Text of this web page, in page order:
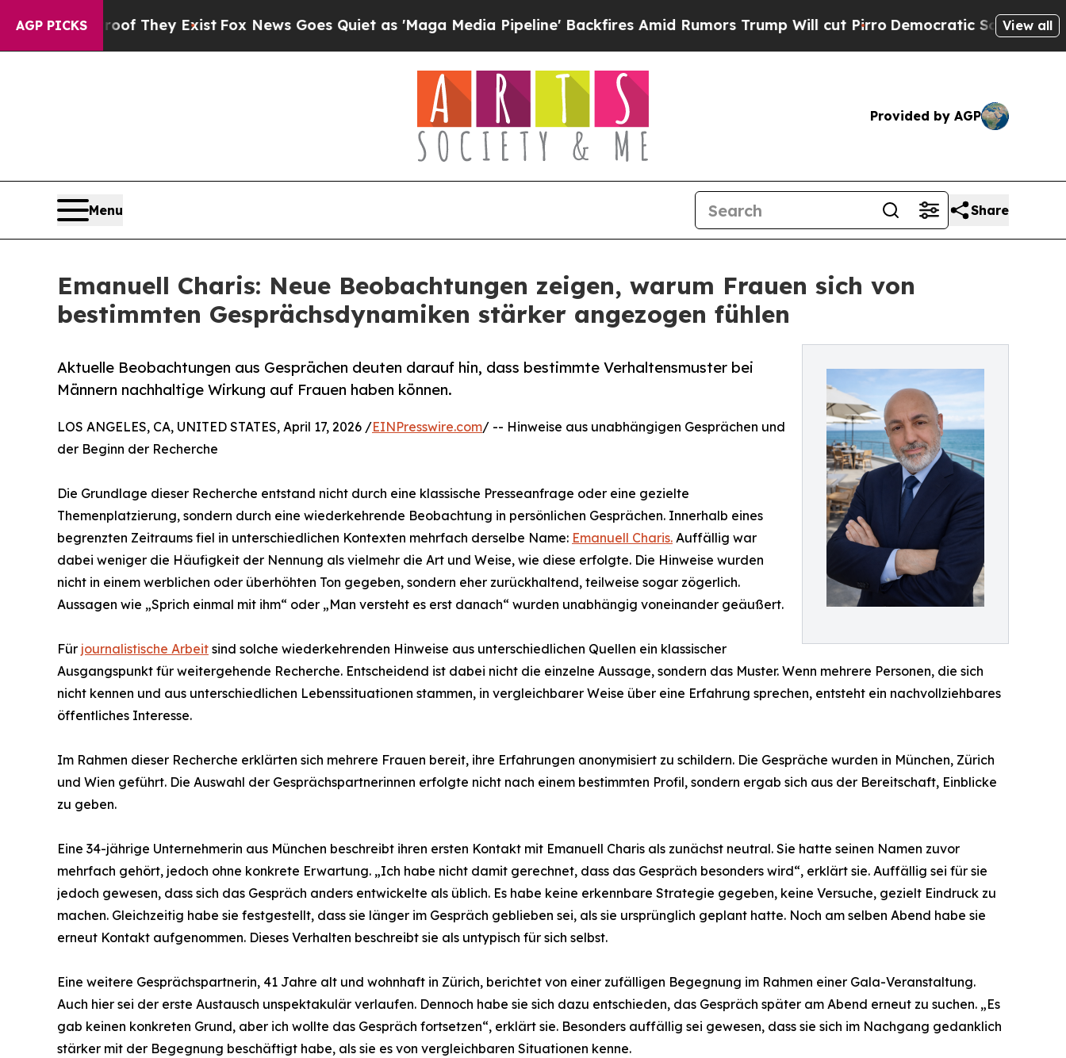
AGP PICKS
They Exist Fox News Goes Quiet as 'Maga Media Pipeline' Backfires Amid Rumors Trump Will cut Pirro Democratic Socialists of America
View all
Provided by AGP
Menu Share
Emanuell Charis: Neue Beobachtungen zeigen, warum Frauen sich von
bestimmten Gesprächsdynamiken stärker angezogen fühlen
Aktuelle Beobachtungen aus Gesprächen deuten darauf hin, dass bestimmte Verhaltensmuster bei
Männern nachhaltige Wirkung auf Frauen haben können.
LOS ANGELES, CA, UNITED STATES, April 17, 2026 /EINPresswire.com/ -- Hinweise aus unabhängigen Gesprächen und
der Beginn der Recherche
Die Grundlage dieser Recherche entstand nicht durch eine klassische Presseanfrage oder eine gezielte
Themenplatzierung, sondern durch eine wiederkehrende Beobachtung in persönlichen Gesprächen. Innerhalb eines
begrenzten Zeitraums fiel in unterschiedlichen Kontexten mehrfach derselbe Name: Emanuell Charis. Auffällig war
dabei weniger die Häufigkeit der Nennung als vielmehr die Art und Weise, wie diese erfolgte. Die Hinweise wurden
nicht in einem werblichen oder überhöhten Ton gegeben, sondern eher zurückhaltend, teilweise sogar zögerlich.
Aussagen wie „Sprich einmal mit ihm“ oder „Man versteht es erst danach“ wurden unabhängig voneinander geäußert.
Für journalistische Arbeit sind solche wiederkehrenden Hinweise aus unterschiedlichen Quellen ein klassischer
Ausgangspunkt für weitergehende Recherche. Entscheidend ist dabei nicht die einzelne Aussage, sondern das Muster. Wenn mehrere Personen, die sich
nicht kennen und aus unterschiedlichen Lebenssituationen stammen, in vergleichbarer Weise über eine Erfahrung sprechen, entsteht ein nachvollziehbares
öffentliches Interesse.
Im Rahmen dieser Recherche erklärten sich mehrere Frauen bereit, ihre Erfahrungen anonymisiert zu schildern. Die Gespräche wurden in München, Zürich
und Wien geführt. Die Auswahl der Gesprächspartnerinnen erfolgte nicht nach einem bestimmten Profil, sondern ergab sich aus der Bereitschaft, Einblicke
zu geben.
Eine 34-jährige Unternehmerin aus München beschreibt ihren ersten Kontakt mit Emanuell Charis als zunächst neutral. Sie hatte seinen Namen zuvor
mehrfach gehört, jedoch ohne konkrete Erwartung. „Ich habe nicht damit gerechnet, dass das Gespräch besonders wird“, erklärt sie. Auffällig sei für sie
jedoch gewesen, dass sich das Gespräch anders entwickelte als üblich. Es habe keine erkennbare Strategie gegeben, keine Versuche, gezielt Eindruck zu
machen. Gleichzeitig habe sie festgestellt, dass sie länger im Gespräch geblieben sei, als sie ursprünglich geplant hatte. Noch am selben Abend habe sie
erneut Kontakt aufgenommen. Dieses Verhalten beschreibt sie als untypisch für sich selbst.
Eine weitere Gesprächspartnerin, 41 Jahre alt und wohnhaft in Zürich, berichtet von einer zufälligen Begegnung im Rahmen einer Gala-Veranstaltung.
Auch hier sei der erste Austausch unspektakulär verlaufen. Dennoch habe sie sich dazu entschieden, das Gespräch später am Abend erneut zu suchen. „Es
gab keinen konkreten Grund, aber ich wollte das Gespräch fortsetzen“, erklärt sie. Besonders auffällig sei gewesen, dass sie sich im Nachgang gedanklich
stärker mit der Begegnung beschäftigt habe, als sie es von vergleichbaren Situationen kenne.